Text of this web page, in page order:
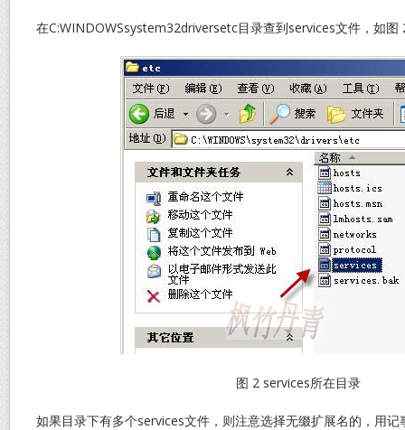
在C:WINDOWSsystem32driversetc目录查到services文件，如图
图 2 services所在目录
如果目录下有多个services文件，则注意选择无缀扩展名的，用